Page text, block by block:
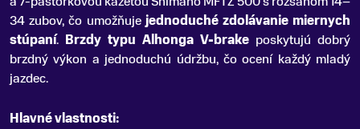
34 zubov, čo umožňujejednoduché zdolávanie miernych
stúpaní. Brzdy typu Alhonga V-brake poskytujú dobrý
brzdný výkon a jednoduchú údržbu, čo ocení každý mladý
jazdec.
Hlavné vlastnosti: